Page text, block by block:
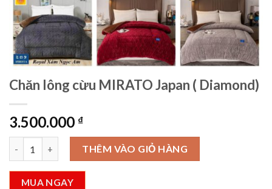
Chăn lông cừu MIRATO Japan ( Diamond)
3.500.000 ₫
Chăn lông cừu MIRATO Japan ( Diamond) số lượng
THÊM VÀO GIỎ HÀNG
MUA NGAY